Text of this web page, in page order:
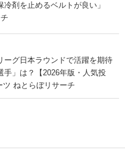
剤を止めるベルトが良い」
ーグ日本ラウンドで活躍を期待
手」は？【2026年版・人気投
ねとらぼリサーチ